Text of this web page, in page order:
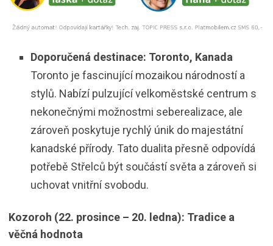
Doporučená destinace: Toronto, Kanada
Toronto je fascinující mozaikou národností a
stylů. Nabízí pulzující velkoměstské centrum s
nekonečnými možnostmi seberealizace, ale
zároveň poskytuje rychlý únik do majestátní
kanadské přírody. Tato dualita přesně odpovídá
potřebě Střelců být součástí světa a zároveň si
uchovat vnitřní svobodu.
Kozoroh (22. prosince – 20. ledna): Tradice a
věčná hodnota